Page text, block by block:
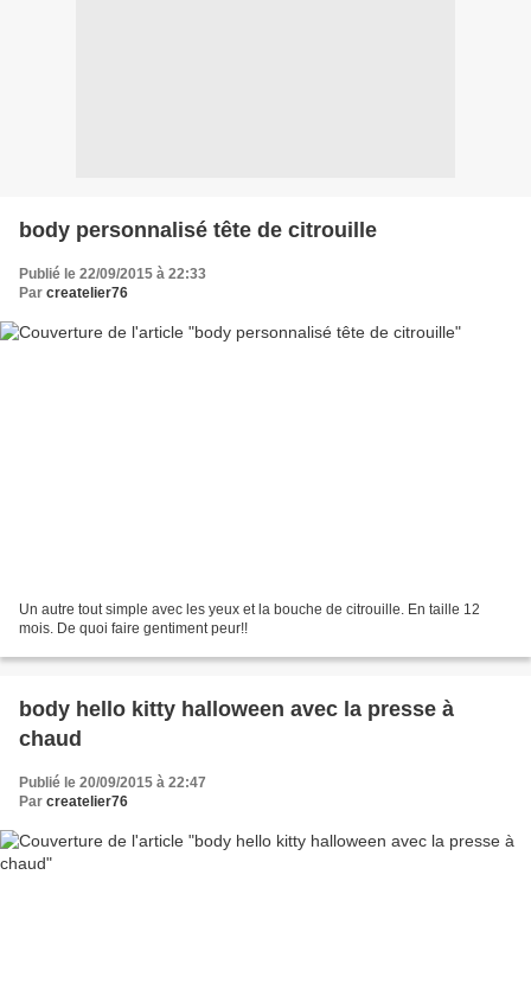
body personnalisé tête de citrouille
Publié le 22/09/2015 à 22:33
Par createlier76
Un autre tout simple avec les yeux et la bouche de citrouille. En taille 12
mois. De quoi faire gentiment peur!!
body hello kitty halloween avec la presse à
chaud
Publié le 20/09/2015 à 22:47
Par createlier76